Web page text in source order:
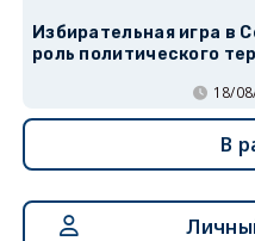
Избирательная игра в
роль политического
18/
В